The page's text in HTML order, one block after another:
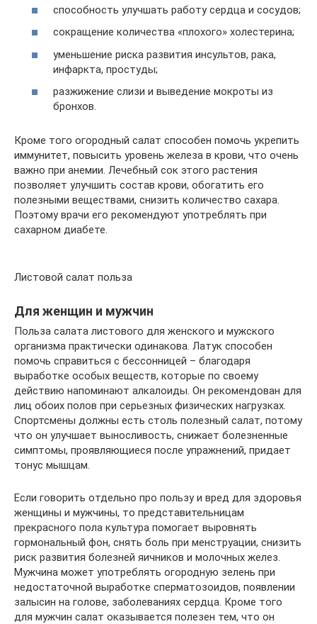
способность улучшать работу сердца и сосудов;
сокращение количества «плохого» холестерина;
уменьшение риска развития инсультов, рака,
инфаркта, простуды;
разжижение слизи и выведение мокроты из
бронхов.
Кроме того огородный салат способен помочь укрепить
иммунитет, повысить уровень железа в крови, что очень
важно при анемии. Лечебный сок этого растения
позволяет улучшить состав крови, обогатить его
полезными веществами, снизить количество сахара.
Поэтому врачи его рекомендуют употреблять при
сахарном диабете.
Листовой салат польза
Для женщин и мужчин
Польза салата листового для женского и мужского
организма практически одинакова. Латук способен
помочь справиться с бессонницей – благодаря
выработке особых веществ, которые по своему
действию напоминают алкалоиды. Он рекомендован для
лиц обоих полов при серьезных физических нагрузках.
Спортсмены должны есть столь полезный салат, потому
что он улучшает выносливость, снижает болезненные
симптомы, проявляющиеся после упражнений, придает
тонус мышцам.
Если говорить отдельно про пользу и вред для здоровья
женщины и мужчины, то представительницам
прекрасного пола культура помогает выровнять
гормональный фон, снять боль при менструации, снизить
риск развития болезней яичников и молочных желез.
Мужчина может употреблять огородную зелень при
недостаточной выработке сперматозоидов, появлении
залысин на голове, заболеваниях сердца. Кроме того
для мужчин салат оказывается полезен тем, что он